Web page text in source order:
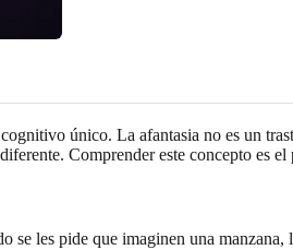
único. La afantasia no es un
Comprender este concepto es
les pide que imaginen una